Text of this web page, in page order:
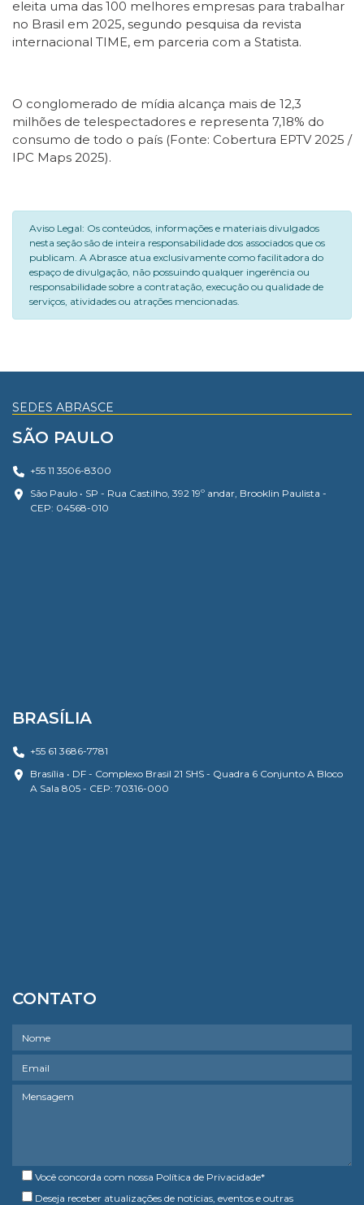
eleita uma das 100 melhores empresas para trabalhar
no Brasil em 2025, segundo pesquisa da revista
internacional TIME, em parceria com a Statista.
O conglomerado de mídia alcança mais de 12,3
milhões de telespectadores e representa 7,18% do
consumo de todo o país (Fonte: Cobertura EPTV 2025 /
IPC Maps 2025).
Aviso Legal: Os conteúdos, informações e materiais divulgados
nesta seção são de inteira responsabilidade dos associados que os
publicam. A Abrasce atua exclusivamente como facilitadora do
espaço de divulgação, não possuindo qualquer ingerência ou
responsabilidade sobre a contratação, execução ou qualidade de
serviços, atividades ou atrações mencionadas.
SEDES ABRASCE
SÃO PAULO
+55 11 3506-8300
São Paulo • SP - Rua Castilho, 392 19º andar, Brooklin Paulista -
CEP: 04568-010
BRASÍLIA
+55 61 3686-7781
Brasília • DF - Complexo Brasil 21 SHS - Quadra 6 Conjunto A Bloco
A Sala 805 - CEP: 70316-000
CONTATO
Você concorda com nossa Política de Privacidade*
Deseja receber atualizações de notícias, eventos e outras